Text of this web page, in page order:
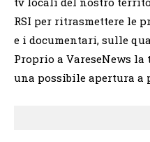
RSI per ritrasmettere le
e i documentari, sulle
Proprio a VareseNews
una possibile apertura a